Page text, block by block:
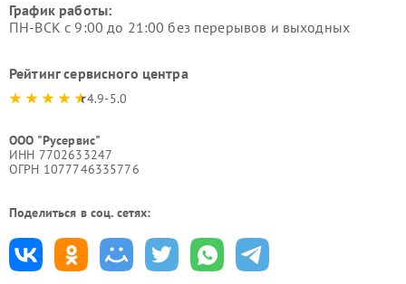
График работы:
ПН-ВСК с 9:00 до 21:00 без перерывов и выходных
Рейтинг сервисного центра
4.9-5.0
ООО "Русервис"
ИНН 7702633247
ОГРН 1077746335776
Поделиться в соц. сетях: